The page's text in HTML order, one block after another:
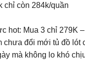
chỉ còn 284k/quần
hot: Mua 3 chỉ 279K
chưa đổi mới tủ đồ lót
mà không lo khó